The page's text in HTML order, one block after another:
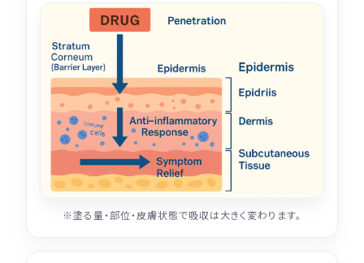
※塗る量・部位・皮膚状態で吸収は大きく変わります。